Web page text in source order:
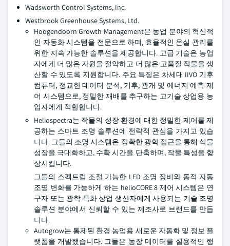
Wadsworth Control Systems, Inc.
Westbrook Greenhouse Systems, Ltd.
Hoogendoorn Growth Management은 농업 분야의 혁신적
인 자동화 시스템을 전문으로 하며, 효율적인 온실 관리를
위한 지속 가능한 솔루션을 제공합니다. 고급 기술은 농업
자에게 더 많은 자원을 절약하고 더 많은 고품질 작물을 생
산할 수 있도록 지원합니다. 주요 특징은 차세대 IIVO 기후
컴퓨터, 정교한 데이터 분석, 기후, 관개 및 에너지 예측 제
어 시스템으로, 정밀한 재배를 추구하는 고기술 상업용 농
업자에게 적합합니다.
Heliospectra는 작물의 성장 환경에 대한 정밀한 제어를 제
공하는 스마트 조명 솔루션에 전략적 관심을 가지고 있습
니다. 그들의 조명 시스템은 정확한 광학 접근을 통해 식물
성장을 극대화하고, 수확 시간을 단축하며, 작물 특성을 향
상시킵니다.
그들의 스펙트럼 조절 가능한 LED 조명 장비와 동적 자동
조명 변화를 가능하게 하는 helioCORE 8 제어 시스템은 연
구자 또는 광학 특화 상업 생산자에게 사용되는 기술 조명
솔루션 분야에서 신뢰할 수 있는 제조사로 브랜드를 만듭
니다.
Autogrow는 통제된 환경 농업용 새로운 자동화 및 정보 플
랫폼을 개발했습니다. 그들은 농장 데이터를 실용적인 행